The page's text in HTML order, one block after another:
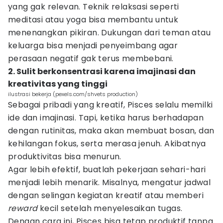
yang gak relevan. Teknik relaksasi seperti
meditasi atau yoga bisa membantu untuk
menenangkan pikiran. Dukungan dari teman atau
keluarga bisa menjadi penyeimbang agar
perasaan negatif gak terus membebani.
2. Sulit berkonsentrasi karena imajinasi dan
kreativitas yang tinggi
ilustrasi bekerja (pexels.com/shvets production)
Sebagai pribadi yang kreatif, Pisces selalu memilki
ide dan imajinasi. Tapi, ketika harus berhadapan
dengan rutinitas, maka akan membuat bosan, dan
kehilangan fokus, serta merasa jenuh. Akibatnya
produktivitas bisa menurun.
Agar lebih efektif, buatlah pekerjaan sehari-hari
menjadi lebih menarik. Misalnya, mengatur jadwal
dengan selingan kegiatan kreatif atau memberi
rewardkecil setelah menyelesaikan tugas.